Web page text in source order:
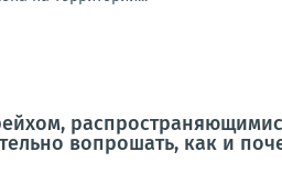
вопрошать, как и